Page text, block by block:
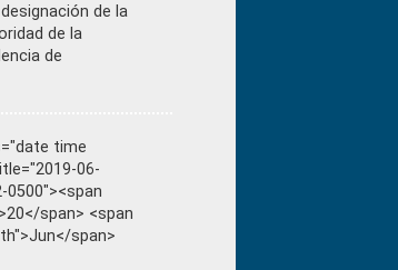
de la
de la
de
time
06-
0500"><span
span> <span
span>